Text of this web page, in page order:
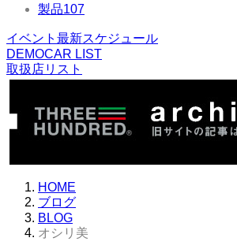
製品107
イベント最新スケジュール
DEMOCAR LIST
取扱店リスト
HOME
ブログ
BLOG
オシリ美